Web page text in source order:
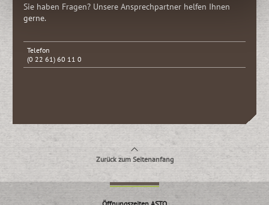
Sie haben Fragen? Unsere Ansprech­partner helfen Ihnen
gerne.
Telefon
(0 22 61) 60 11 0
Zurück zum Seitenanfang